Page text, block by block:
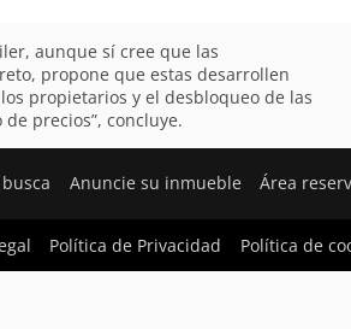
aunque sí cree que las
propone que estas desarrollen
propietarios y el desbloqueo de las
precios”, concluye.
Anuncie su inmueble Área
Política de Privacidad Política de